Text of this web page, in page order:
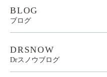
BLOG
ブログ
DRSNOW
Drスノウブログ